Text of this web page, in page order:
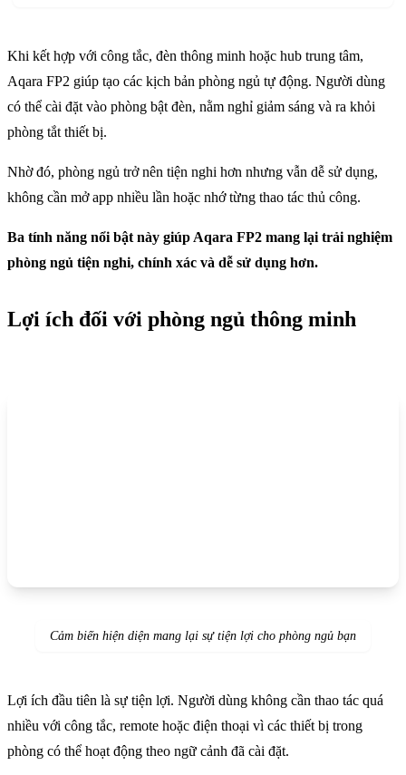
Khi kết hợp với công tắc, đèn thông minh hoặc hub trung tâm,
Aqara FP2 giúp tạo các kịch bản phòng ngủ tự động. Người dùng
có thể cài đặt vào phòng bật đèn, nằm nghỉ giảm sáng và ra khỏi
phòng tắt thiết bị.
Nhờ đó, phòng ngủ trở nên tiện nghi hơn nhưng vẫn dễ sử dụng,
không cần mở app nhiều lần hoặc nhớ từng thao tác thủ công.
Ba tính năng nổi bật này giúp Aqara FP2 mang lại trải nghiệm
phòng ngủ tiện nghi, chính xác và dễ sử dụng hơn.
Lợi ích đối với phòng ngủ thông minh
Cảm biến hiện diện mang lại sự tiện lợi cho phòng ngủ bạn
Lợi ích đầu tiên là sự tiện lợi. Người dùng không cần thao tác quá
nhiều với công tắc, remote hoặc điện thoại vì các thiết bị trong
phòng có thể hoạt động theo ngữ cảnh đã cài đặt.